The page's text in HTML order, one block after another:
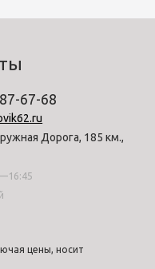
67-68
Дорога, 185 км.,
цены, носит